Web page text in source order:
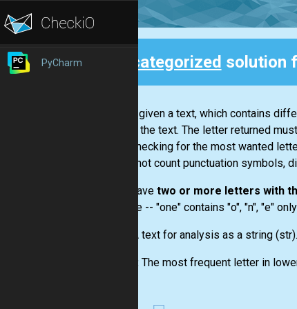
PyCharm Uncategorized solution
You are given a text, which contains
letter in the text. The letter returned
While checking for the most wanted
you do not count punctuation symbols,
If you have two or more letters with
example -- "one"contains "o", "n", "e"
A text for analysis as a string (str).
Output:The most frequent letter in